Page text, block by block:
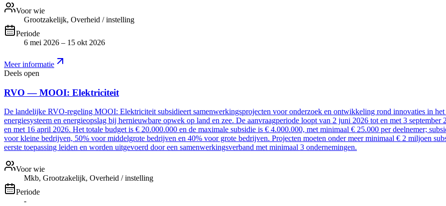
Voor wie
Grootzakelijk, Overheid / instelling
Periode
6 mei 2026 – 15 okt 2026
Meer informatie
Deels open
RVO — MOOI: Elektriciteit
De landelijke RVO-regeling MOOI: Elektriciteit subsidieert samenwerkingsprojecten voor onderzoek en ontwikkeling rond innovaties in
energiesysteem en energieopslag bij hernieuwbare opwek op land en zee. De aanvraagperiode loopt van 2 juni 2026 tot en met 3
en met 16 april 2026. Het totale budget is € 20.000.000 en de maximale subsidie is € 4.000.000, met minimaal € 25.000 per deelnemer;
voor kleine bedrijven, 50% voor middelgrote bedrijven en 40% voor grote bedrijven. Projecten moeten onder meer minimaal € 2 miljoen
eerste toepassing leiden en worden uitgevoerd door een samenwerkingsverband met minimaal 3 ondernemingen.
Voor wie
Mkb, Grootzakelijk, Overheid / instelling
Periode
-